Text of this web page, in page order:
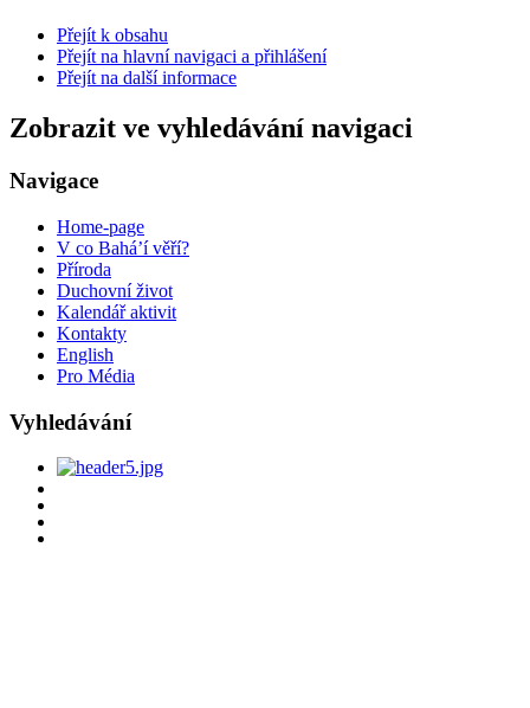
Přejít k obsahu
Přejít na hlavní navigaci a přihlášení
Přejít na další informace
Zobrazit ve vyhledávání navigaci
Navigace
Home-page
V co Bahá’í věří?
Příroda
Duchovní život
Kalendář aktivit
Kontakty
English
Pro Média
Vyhledávání